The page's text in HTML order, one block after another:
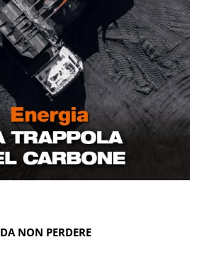
DA NON PERDERE